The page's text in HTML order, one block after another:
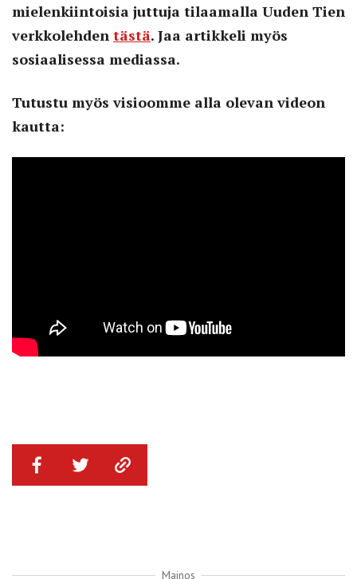
mielenkiintoisia juttuja tilaamalla Uuden Tien
verkkolehden tästä. Jaa artikkeli myös
sosiaalisessa mediassa.
Tutustu myös visioomme alla olevan videon
kautta:
Mainos